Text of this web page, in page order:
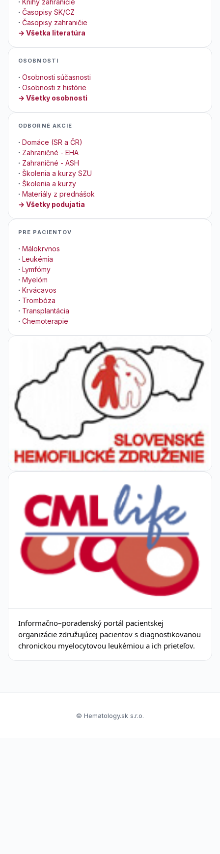
· Časopisy SK/CZ
· Časopisy zahraničie
→ Všetka literatúra
OSOBNOSTI
· Osobnosti súčasnosti
· Osobnosti z histórie
→ Všetky osobnosti
ODBORNÉ AKCIE
· Domáce (SR a ČR)
· Zahraničné - EHA
· Zahraničné - ASH
· Školenia a kurzy SZU
· Školenia a kurzy
· Materiály z prednášok
→ Všetky podujatia
PRE PACIENTOV
· Málokrvnos
· Leukémia
· Lymfómy
· Myelóm
· Krvácavos
· Trombóza
· Transplantácia
· Chemoterapie
Informačno–poradenský portál pacientskej
organizácie združujúcej pacientov s diagnostikovanou
chronickou myelocytovou leukémiou a ich prieteľov.
© Hematology.sk s.r.o.